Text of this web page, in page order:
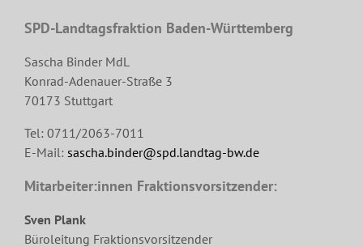
SPD-Landtagsfraktion Baden-Württemberg
Sascha Binder MdL
Konrad-Adenauer-Straße 3
70173 Stuttgart
Tel: 0711/2063-7011
E-Mail: sascha.binder@spd.landtag-bw.de
Mitarbeiter:innen Fraktionsvorsitzender:
Sven Plank
Büroleitung Fraktionsvorsitzender